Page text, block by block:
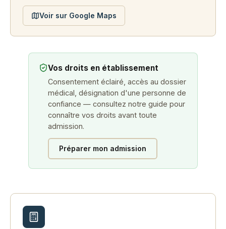
Voir sur Google Maps
Vos droits en établissement
Consentement éclairé, accès au dossier
médical, désignation d'une personne de
confiance — consultez notre guide pour
connaître vos droits avant toute
admission.
Préparer mon admission